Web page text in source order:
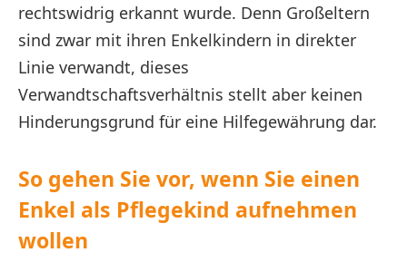
rechtswidrig erkannt wurde. Denn Großeltern
sind zwar mit ihren Enkelkindern in direkter
Linie verwandt, dieses
Verwandtschaftsverhältnis stellt aber keinen
Hinderungsgrund für eine Hilfegewährung dar.
So gehen Sie vor, wenn Sie einen
Enkel als Pflegekind aufnehmen
wollen